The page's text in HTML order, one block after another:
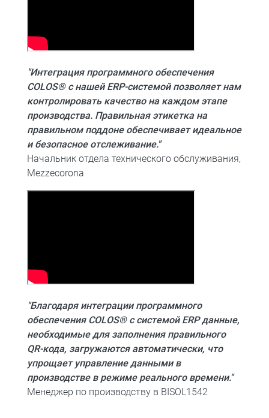
"Интеграция программного обеспечения
COLOS® с нашей ERP-системой позволяет нам
контролировать качество на каждом этапе
производства. Правильная этикетка на
правильном поддоне обеспечивает идеальное
и безопасное отслеживание."
Начальник отдела технического обслуживания,
Mezzecorona
"Благодаря интеграции программного
обеспечения COLOS® с системой ERP данные,
необходимые для заполнения правильного
QR-кода, загружаются автоматически, что
упрощает управление данными в
производстве в режиме реального времени."
Менеджер по производству в BISOL1542